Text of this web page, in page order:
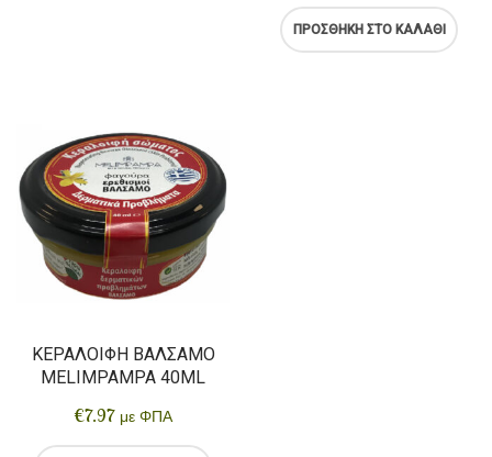
ΠΡΟΣΘΉΚΗ ΣΤΟ ΚΑΛΆΘΙ
ΚΕΡΑΛΟΙΦΉ ΒΆΛΣΑΜΟ
MELIMPAMPA 40ML
€7.97 με ΦΠΑ